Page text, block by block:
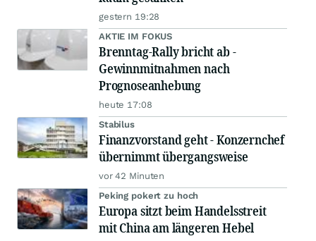
gestern 19:28
AKTIE IM FOKUS
Brenntag-Rally bricht ab -
Gewinnmitnahmen nach
Prognoseanhebung
heute 17:08
Stabilus
Finanzvorstand geht - Konzernchef
übernimmt übergangsweise
vor 42 Minuten
Peking pokert zu hoch
Europa sitzt beim Handelsstreit
mit China am längeren Hebel